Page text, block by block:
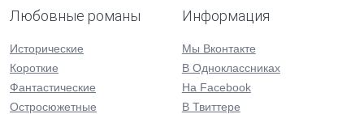
Любовные романы
Исторические
Короткие
Фантастические
Остросюжетные
Информация
Мы Вконтакте
В Одноклассниках
На Facebook
В Твиттере